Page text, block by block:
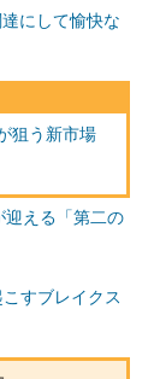
にして愉快な
狙う新市場
迎える「第二の
すブレイクス